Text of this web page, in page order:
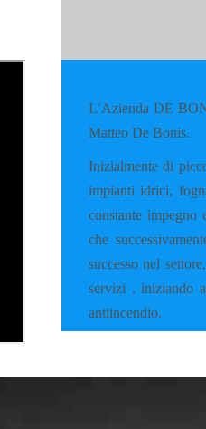
L’Azienda DE
Matteo De Bonis.
Inizialmente di
impianti idrici,
constante
che
successo nel
servizi , iniziando
antiincendio.